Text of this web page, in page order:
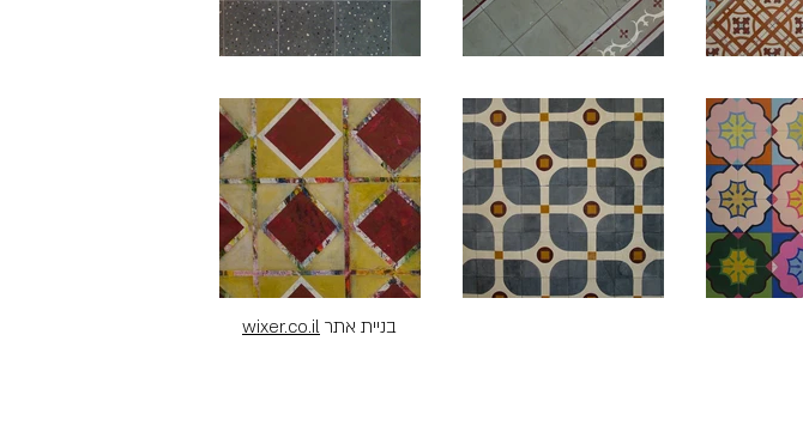
בניית אתר wixer.co.il